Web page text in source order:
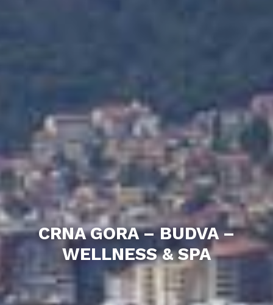
CRNA GORA – BUDVA –
WELLNESS & SPA